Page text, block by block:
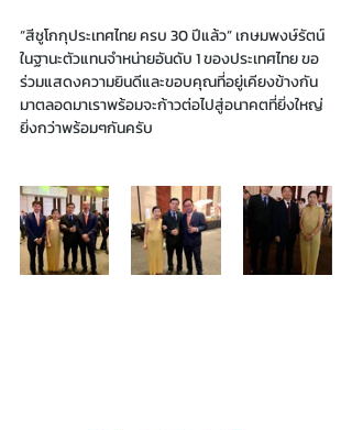
“สีชูโกกุประเทศไทย ครบ 30 ปีแล้ว” เกษมพงษ์รัตน์
ในฐานะตัวแทนจำหน่ายอันดับ 1 ของประเทศไทย ขอ
ร่วมแสดงความยินดีและขอบคุณที่อยู่เคียงข้างกัน
มาตลอดมาเราพร้อมจะก้าวต่อไปสู่อนาคตที่ยิ่งใหญ่
ยิ่งกว่าพร้อมๆกันครับ